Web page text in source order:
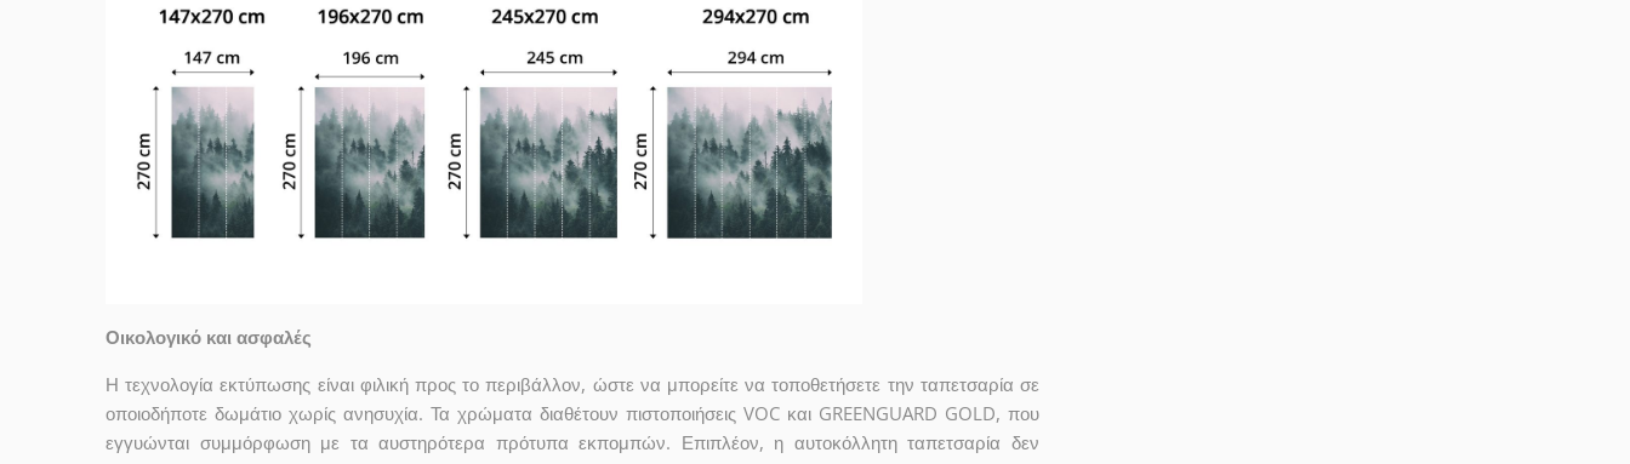
Οικολογικό και ασφαλές
Η τεχνολογία εκτύπωσης είναι φιλική προς το περιβάλλον, ώστε να μπορείτε να τοποθετήσετε την ταπετσαρία σε
οποιοδήποτε δωμάτιο χωρίς ανησυχία. Τα χρώματα διαθέτουν πιστοποιήσεις VOC και GREENGUARD GOLD, που
εγγυώνται συμμόρφωση με τα αυστηρότερα πρότυπα εκπομπών. Επιπλέον, η αυτοκόλλητη ταπετσαρία δεν